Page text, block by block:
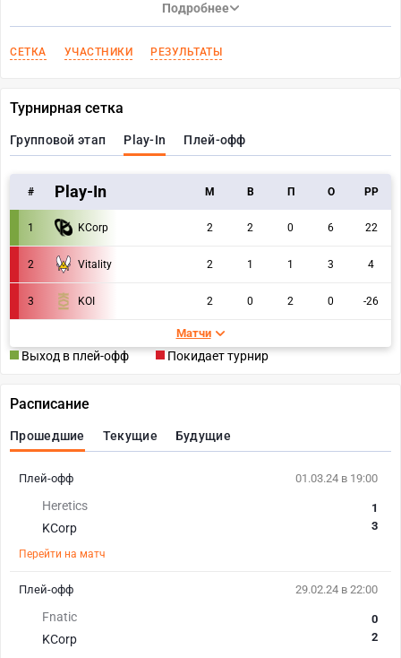
Подробнее
СЕТКА УЧАСТНИКИ РЕЗУЛЬТАТЫ
Турнирная сетка
Групповой этап Play-In Плей-офф
# Play-In M В П О РР
1 KCorp 2 2 0 6 22
2 Vitality 2 1 1 3 4
3 KOI 2 0 2 0 -26
Матчи
Выход в плей-офф Покидает турнир
Расписание
Прошедшие Текущие Будущие
01.03.24 в 19:00
Heretics
KCorp
1
3
Перейти на матч
Плей-офф
29.02.24 в 22:00
Fnatic
KCorp
0
2
Плей-офф